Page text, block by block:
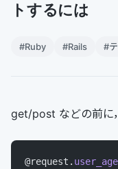
トするには
#Ruby #Rails #
get/post などの前に，
@request.